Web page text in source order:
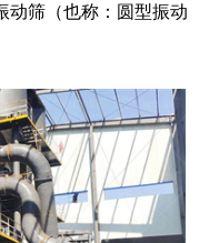
动筛（也称：圆型振动